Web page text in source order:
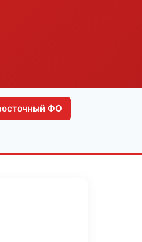
ФО